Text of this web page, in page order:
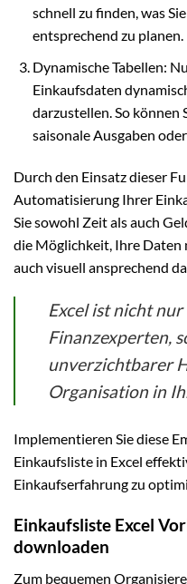
schnell zu finden, was
entsprechend zu planen.
Dynamische Tabellen:
Einkaufsdaten
darzustellen. So können
saisonale Ausgaben
Durch den Einsatz dieser
Automatisierung Ihrer
Sie sowohl Zeit als auch
die Möglichkeit, Ihre Daten
auch visuell ansprechend
Excel ist nicht
Finanzexperten,
unverzichtbarer
Organisation in
Implementieren Sie diese
Einkaufsliste in Excel
Einkaufserfahrung zu
Einkaufsliste Excel
downloaden
Zum bequemen